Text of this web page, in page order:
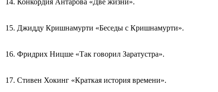
14. Конкордия Антарова «Две жизни».
15. Джидду Кришнамурти «Беседы с Кришнамурти».
16. Фридрих Ницше «Так говорил Заратустра».
17. Стивен Хокинг «Краткая история времени».